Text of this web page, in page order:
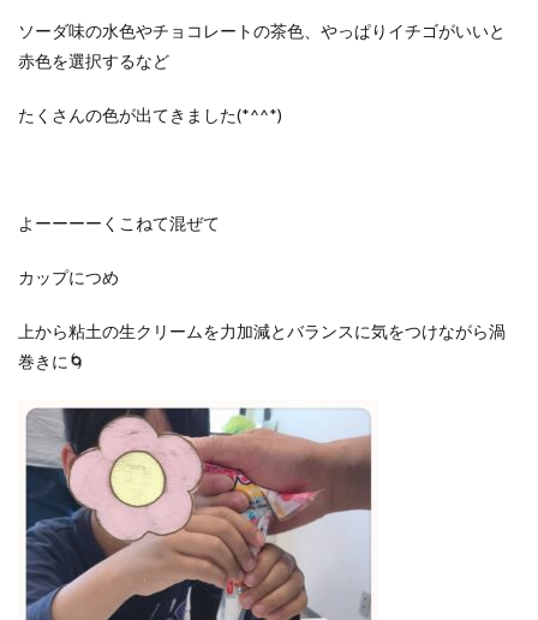
ソーダ味の水色やチョコレートの茶色、やっぱりイチゴがいいと
赤色を選択するなど
たくさんの色が出てきました(*^^*)
よーーーーくこねて混ぜて
カップにつめ
上から粘土の生クリームを力加減とバランスに気をつけながら渦
巻きに🌀